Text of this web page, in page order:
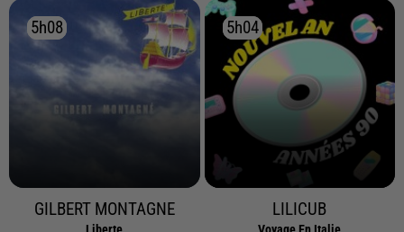
5h08
5h08
GILBERT MONTAGNE
5h04
5h04
LILICUB